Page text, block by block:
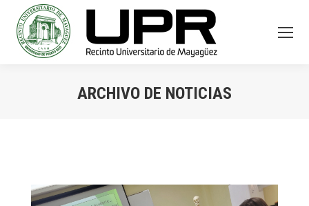
ARCHIVO DE NOTICIAS